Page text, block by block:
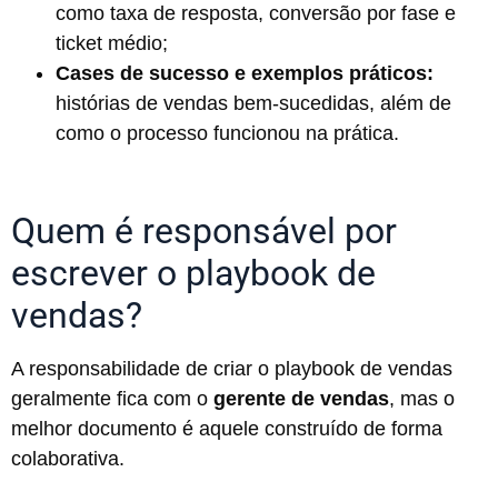
como taxa de resposta, conversão por fase e
ticket médio;
Cases de sucesso e exemplos práticos:
histórias de vendas bem-sucedidas, além de
como o processo funcionou na prática.
Quem é responsável por
escrever o playbook de
vendas?
A responsabilidade de criar o playbook de vendas
geralmente fica com o gerente de vendas, mas o
melhor documento é aquele construído de forma
colaborativa.